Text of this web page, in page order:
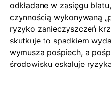
odkładane w zasięgu
czynnością wykonywaną
ryzyko zanieczyszczeń
skutkuje to spadkiem
wymusza pośpiech, a
środowisku eskaluje